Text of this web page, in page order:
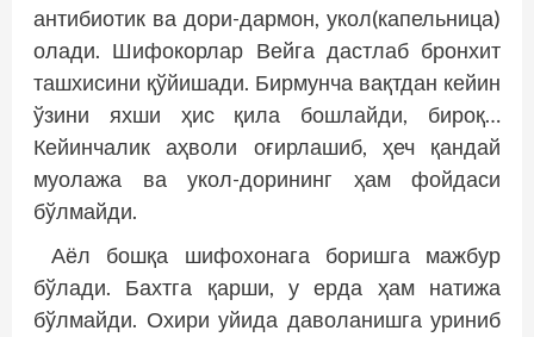
антибиотик ва дори-дармон, укол(капельница)
олади. Шифокорлар Вейга дастлаб бронхит
ташхисини қўйишади. Бирмунча вақтдан кейин
ўзини яхши ҳис қила бошлайди, бироқ…
Кейинчалик аҳволи оғирлашиб, ҳеч қандай
муолажа ва укол-дорининг ҳам фойдаси
бўлмайди.
Аёл бошқа шифохонага боришга мажбур
бўлади. Бахтга қарши, у ерда ҳам натижа
бўлмайди. Охири уйида даволанишга уриниб